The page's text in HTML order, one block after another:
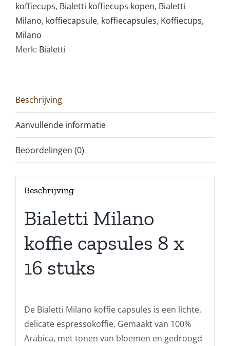
koffiecups, Bialetti koffiecups kopen, Bialetti
Milano, koffiecapsule, koffiecapsules, Koffiecups,
Milano
Merk: Bialetti
Beschrijving
Aanvullende informatie
Beoordelingen (0)
Beschrijving
Bialetti Milano
koffie capsules 8 x
16 stuks
De Bialetti Milano koffie capsules is een lichte,
delicate espressokoffie. Gemaakt van 100%
Arabica, met tonen van bloemen en gedroogd